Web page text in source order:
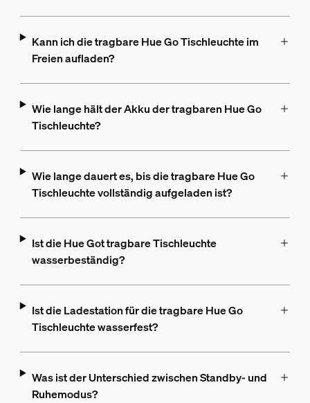
Kann ich die tragbare Hue Go Tischleuchte im
Freien aufladen?
Wie lange hält der Akku der tragbaren Hue Go
Tischleuchte?
Wie lange dauert es, bis die tragbare Hue Go
Tischleuchte vollständig aufgeladen ist?
Ist die Hue Got tragbare Tischleuchte
wasserbeständig?
Ist die Ladestation für die tragbare Hue Go
Tischleuchte wasserfest?
Was ist der Unterschied zwischen Standby- und
Ruhemodus?